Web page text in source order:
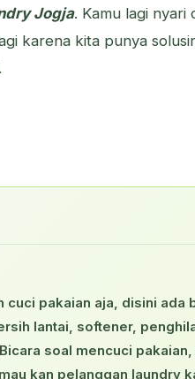
Jogja. Kamu lagi
karena kita punya
cuci pakaian aja, disini
lantai, softener,
soal mencuci
kan pelanggan laundry